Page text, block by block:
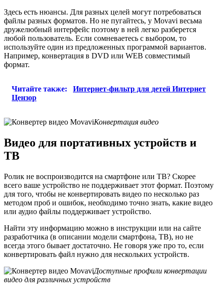
Здесь есть нюансы. Для разных целей могут потребоваться
файлы разных форматов. Но не пугайтесь, у Movavi весьма
дружелюбный интерфейс поэтому в ней легко разберется
любой пользователь. Если сомневаетесь с выбором, то
используйте один из предложенных программой вариантов.
Например, конвертация в DVD или WEB совместимый
формат.
Читайте также:
Интернет-фильтр для детей Интернет
Цензор
Конвертация видео
Видео для портативных устройств и
ТВ
Ролик не воспроизводится на смартфоне или ТВ? Скорее
всего ваше устройство не поддерживает этот формат. Поэтому
для того, чтобы не конвертировать видео по несколько раз
методом проб и ошибок, необходимо точно знать, какие видео
или аудио файлы поддерживает устройство.
Найти эту информацию можно в инструкции или на сайте
разработчика (в описании модели смартфона, ТВ), но не
всегда этого бывает достаточно. Не говоря уже про то, если
конвертировать файл нужно для нескольких устройств.
Доступные профили конвертации
видео для различных устройств